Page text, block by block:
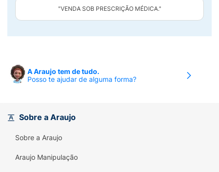
"VENDA SOB PRESCRIÇÃO MÉDICA."
A Araujo tem de tudo.
Posso te ajudar de alguma forma?
Sobre a Araujo
Sobre a Araujo
Araujo Manipulação